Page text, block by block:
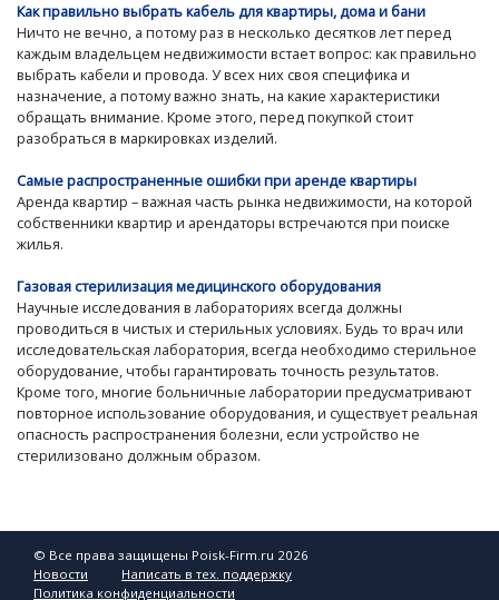
Как правильно выбрать кабель для квартиры, дома и бани
Ничто не вечно, а потому раз в несколько десятков лет перед
каждым владельцем недвижимости встает вопрос: как правильно
выбрать кабели и провода. У всех них своя специфика и
назначение, а потому важно знать, на какие характеристики
обращать внимание. Кроме этого, перед покупкой стоит
разобраться в маркировках изделий.
Самые распространенные ошибки при аренде квартиры
Аренда квартир – важная часть рынка недвижимости, на которой
собственники квартир и арендаторы встречаются при поиске
жилья.
Газовая стерилизация медицинского оборудования
Научные исследования в лабораториях всегда должны
проводиться в чистых и стерильных условиях. Будь то врач или
исследовательская лаборатория, всегда необходимо стерильное
оборудование, чтобы гарантировать точность результатов.
Кроме того, многие больничные лаборатории предусматривают
повторное использование оборудования, и существует реальная
опасность распространения болезни, если устройство не
стерилизовано должным образом.
© Все права защищены Poisk-Firm.ru 2026
Новости
Написать в тех. поддержку
Политика конфиденциальности